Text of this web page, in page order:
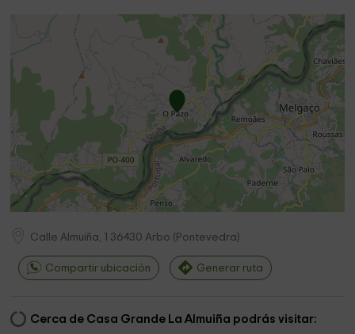
Calle Almuiña, 1 36430 Arbo ( Pontevedra)
Compartir ubicación Generar ruta
Cerca de Casa Grande La Almuiña podrás visitar: